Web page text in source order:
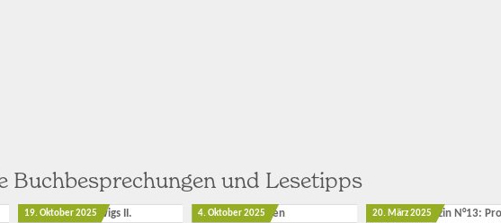
Buchbesprechungen und Lesetipps
19. Oktober 2025 4. Oktober 2025 20. März 2025